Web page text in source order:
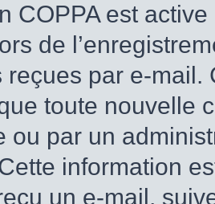
COPPA est
de
reçues par e-
toute nouvelle
ou par un
information
un e-mail,